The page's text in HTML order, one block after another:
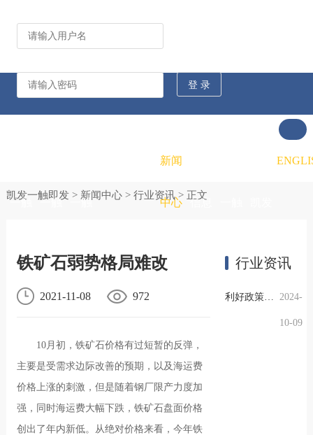
一触 一触 一触
新闻
中心 信息
凯发一触即发> 新闻中心> 行业资讯> 正文
铁矿石弱势格局难改
2021-11-08 972
10月初，铁矿石价格有过短暂的反弹，
主要是受需求边际改善的预期，以及海运费
价格上涨的刺激，但是随着钢厂限产力度加
强，同时海运费大幅下跌，铁矿石盘面价格
创出了年内新低。从绝对价格来看，今年铁
行业资讯
利好政策提振钢市信心，四季度行业需求或小幅上升 2024-
10-09